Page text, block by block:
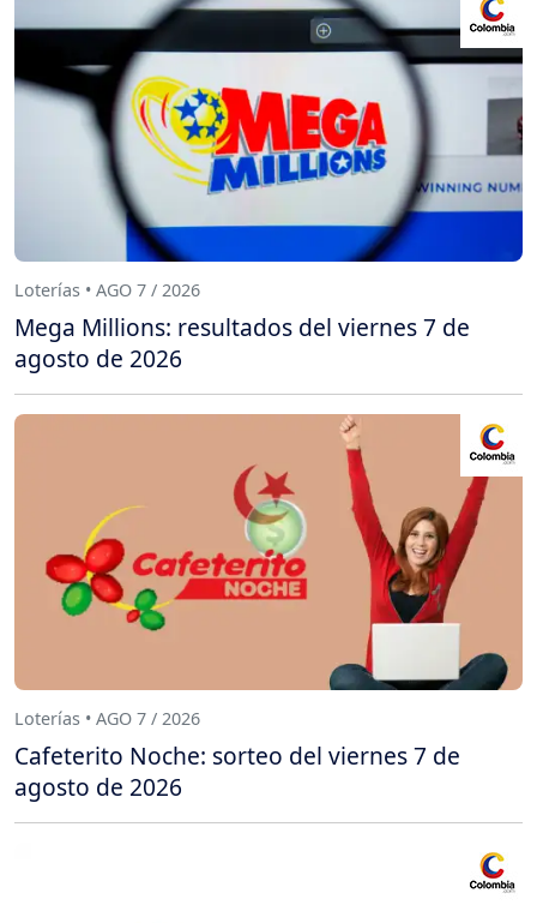
Loterías • AGO 7 / 2026
Mega Millions: resultados del viernes 7 de
agosto de 2026
Loterías • AGO 7 / 2026
Cafeterito Noche: sorteo del viernes 7 de
agosto de 2026